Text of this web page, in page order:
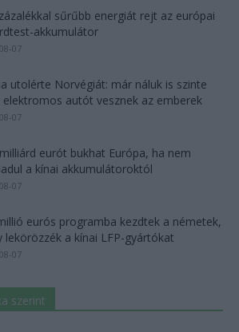
sűrűbb energiát rejt az európai
akkumulátor
07
utolérte Norvégiát: már náluk is szinte
elektromos autót vesznek az emberek
07
eurót bukhat Európa, ha nem
a kínai akkumulátoroktól
07
eurós programba kezdtek a németek,
lekörözzék a kínai LFP-gyártókat
07
szerint